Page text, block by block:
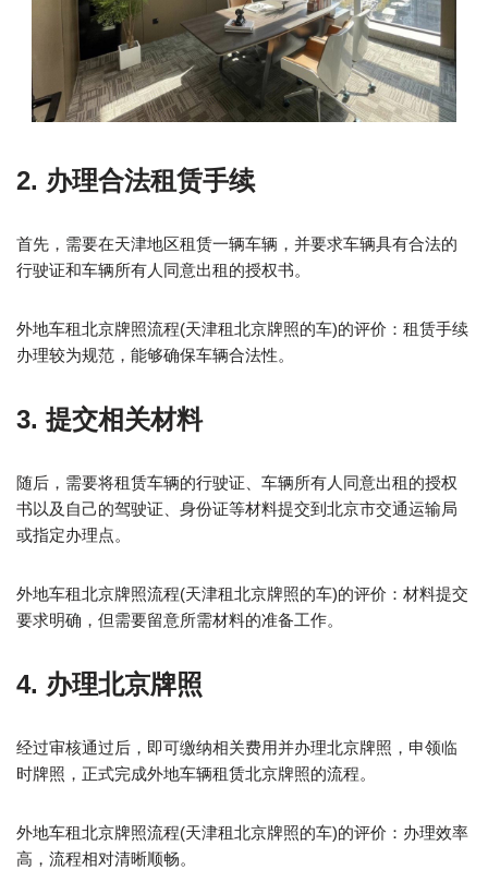
2. 办理合法租赁手续
首先，需要在天津地区租赁一辆车辆，并要求车辆具有合法的
行驶证和车辆所有人同意出租的授权书。
外地车租北京牌照流程(天津租北京牌照的车)的评价：租赁手续
办理较为规范，能够确保车辆合法性。
3. 提交相关材料
随后，需要将租赁车辆的行驶证、车辆所有人同意出租的授权
书以及自己的驾驶证、身份证等材料提交到北京市交通运输局
或指定办理点。
外地车租北京牌照流程(天津租北京牌照的车)的评价：材料提交
要求明确，但需要留意所需材料的准备工作。
4. 办理北京牌照
经过审核通过后，即可缴纳相关费用并办理北京牌照，申领临
时牌照，正式完成外地车辆租赁北京牌照的流程。
外地车租北京牌照流程(天津租北京牌照的车)的评价：办理效率
高，流程相对清晰顺畅。